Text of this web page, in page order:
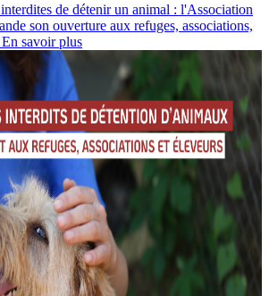
de détenir un animal : l'Association
son ouverture aux refuges, associations,
En savoir plus